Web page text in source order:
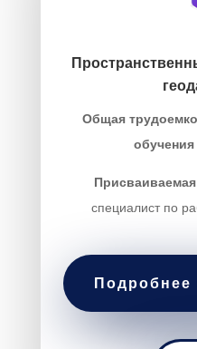
Общая
обучения
специалист по
Подробнее